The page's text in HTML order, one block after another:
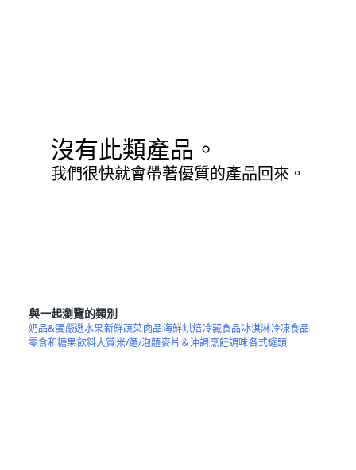
沒有此類產品。
我們很快就會帶著優質的產品回來。
與一起瀏覽的類別
奶品&蛋嚴選水果新鮮蔬菜肉品海鮮烘焙冷藏食品冰淇淋冷凍食品
零食和糖果飲料大賞米/麵/泡麵麥片＆沖調烹飪調味各式罐頭